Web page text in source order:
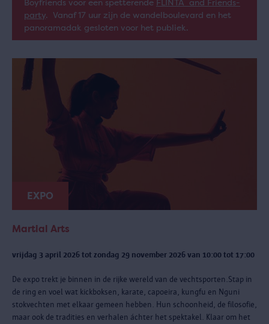
Boyfriends voor een spetterende FLINTA and Friends-
party. Vanaf 17 uur zijn de wandelboulevard en het
panoramadak gesloten voor het publiek.
EXPO
Martial Arts
vrijdag 3 april 2026 tot zondag 29 november 2026 van 10:00 tot 17:00
De expo trekt je binnen in de rijke wereld van de vechtsporten.Stap in
de ring en voel wat kickboksen, karate, capoeira, kungfu en Nguni
stokvechten met elkaar gemeen hebben. Hun schoonheid, de filosofie,
maar ook de tradities en verhalen áchter het spektakel. Klaar om het